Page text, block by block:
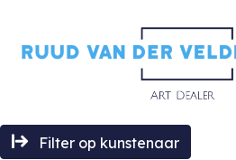
Filter op kunstenaar